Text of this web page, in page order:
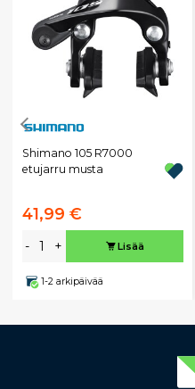
Shimano 105 R7000
etujarru musta
41,99 €
- + Lisää
1-2 arkipäivää